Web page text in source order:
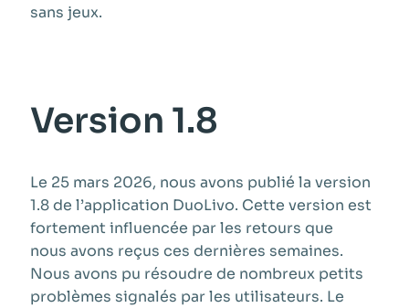
sans jeux.
Version 1.8
Le 25 mars 2026, nous avons publié la version
1.8 de l’application DuoLivo. Cette version est
fortement influencée par les retours que
nous avons reçus ces dernières semaines.
Nous avons pu résoudre de nombreux petits
problèmes signalés par les utilisateurs. Le